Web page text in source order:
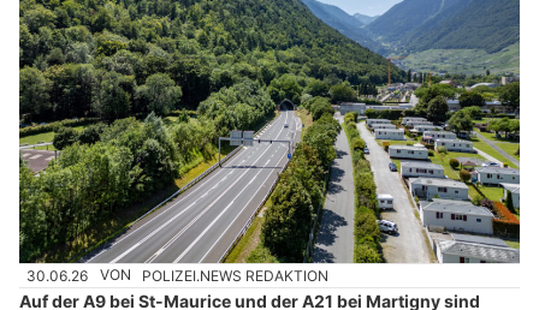
30.06.26 VON POLIZEI.NEWS REDAKTION
Auf der A9 bei St-Maurice und der A21 bei Martigny sind